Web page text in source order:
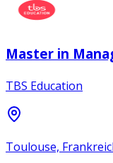
Master in
TBS Education
Toulouse,